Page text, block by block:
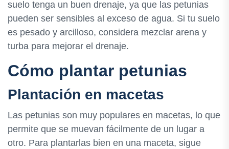
suelo tenga un buen drenaje, ya que las petunias
pueden ser sensibles al exceso de agua. Si tu suelo
es pesado y arcilloso, considera mezclar arena y
turba para mejorar el drenaje.
Cómo plantar petunias
Plantación en macetas
Las petunias son muy populares en macetas, lo que
permite que se muevan fácilmente de un lugar a
otro. Para plantarlas bien en una maceta, sigue